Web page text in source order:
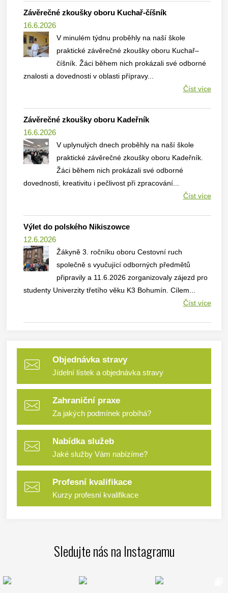
Závěrečné zkoušky oboru Kuchař-číšník
16.6.2026
V minulém týdnu proběhly na naší škole
praktické závěrečné zkoušky oboru Kuchař–
číšník. Žáci během nich prokázali své odborné
znalosti a dovednosti v oblasti přípravy...
Číst více
Závěrečné zkoušky oboru Kadeřník
16.6.2026
V uplynulých dnech proběhly na naší škole
praktické závěrečné zkoušky oboru Kadeřník.
Žáci během nich prokázali své odborné
dovednosti, kreativitu i pečlivost při zpracování...
Číst více
Výlet do polského Nikiszowce
12.6.2026
Žákyně 3. ročníku oboru Cestovní ruch
společně s vyučující odborných předmětů
připravily a 11.6.2026 zorganizovaly zájezd pro
studenty Univerzity třetího věku K3 Bohumín. Cílem...
Číst více
Objednávka stravy
Jídelní lístek a objednávka stravy
Zahraniční praxe
Za jakých podmínek probíhá?
Nabídka služeb
Jaké služby Vám nabízíme?
Profesní kvalifikace
Kurzy profesní kvalifikace
Sledujte nás na Instagramu